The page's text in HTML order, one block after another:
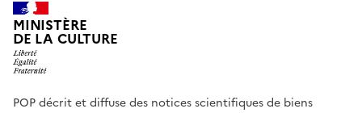
MINISTÈRE
DE LA CULTURE
POP décrit et diffuse des notices scientifiques de biens